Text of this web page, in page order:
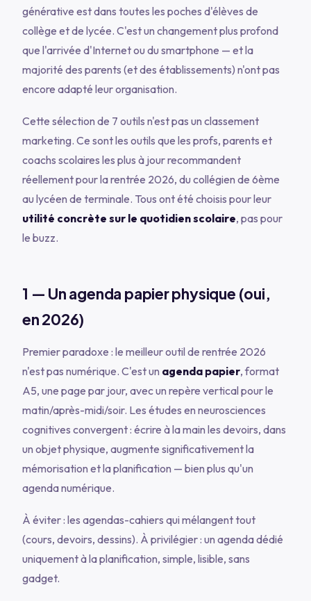
générative est dans toutes les poches d'élèves de
collège et de lycée. C'est un changement plus profond
que l'arrivée d'Internet ou du smartphone — et la
majorité des parents (et des établissements) n'ont pas
encore adapté leur organisation.
Cette sélection de 7 outils n'est pas un classement
marketing. Ce sont les outils que les profs, parents et
coachs scolaires les plus à jour recommandent
réellement pour la rentrée 2026, du collégien de 6ème
au lycéen de terminale. Tous ont été choisis pour leur
utilité concrète sur le quotidien scolaire, pas pour
le buzz.
1 — Un agenda papier physique (oui,
en 2026)
Premier paradoxe : le meilleur outil de rentrée 2026
n'est pas numérique. C'est un agenda papier, format
A5, une page par jour, avec un repère vertical pour le
matin/après-midi/soir. Les études en neurosciences
cognitives convergent : écrire à la main les devoirs, dans
un objet physique, augmente significativement la
mémorisation et la planification — bien plus qu'un
agenda numérique.
À éviter : les agendas-cahiers qui mélangent tout
(cours, devoirs, dessins). À privilégier : un agenda dédié
uniquement à la planification, simple, lisible, sans
gadget.